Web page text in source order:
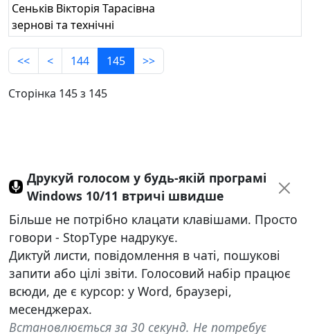
Сеньків Вікторія Тарасівна
зернові та технічні
<< < 144 145 >>
Сторінка 145 з 145
Друкуй голосом у будь-якій програмі
Windows 10/11 втричі швидше
Більше не потрібно клацати клавішами. Просто
говори - StopType надрукує.
Диктуй листи, повідомлення в чаті, пошукові
запити або цілі звіти. Голосовий набір працює
всюди, де є курсор: у Word, браузері,
месенджерах.
Встановлюється за 30 секунд. Не потребує